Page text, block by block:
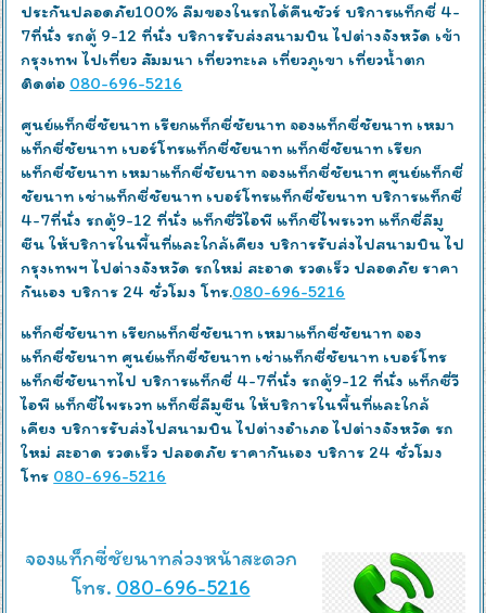
ประกันปลอดภัย100% ลืมของในรถได้คืนชัวร์ บริการแท็กซี่ 4-
7ที่นั่ง รถตู้ 9-12 ที่นั่ง บริการรับส่งสนามบิน ไปต่างจังหวัด เข้า
กรุงเทพ ไปเที่ยว สัมมนา เที่ยวทะเล เที่ยวภูเขา เที่ยวน้ำตก
ติดต่อ 080-696-5216
ศูนย์แท็กซี่ชัยนาท เรียกแท็กซี่ชัยนาท จองแท็กซี่ชัยนาท เหมา
แท็กซี่ชัยนาท เบอร์โทรแท็กซี่ชัยนาท แท็กซี่ชัยนาท เรียก
แท็กซี่ชัยนาท เหมาแท็กซี่ชัยนาท จองแท็กซี่ชัยนาท ศูนย์แท็กซี่
ชัยนาท เช่าแท็กซี่ชัยนาท เบอร์โทรแท็กซี่ชัยนาท บริการแท็กซี่
4-7ที่นั่ง รถตู้9-12 ที่นั่ง แท็กซี่วีไอพี แท็กซี่ไพรเวท แท็กซี่ลีมู
ซีน ให้บริการในพื้นที่และใกล้เคียง บริการรับส่งไปสนามบิน ไป
กรุงเทพฯ ไปต่างจังหวัด รถใหม่ สะอาด รวดเร็ว ปลอดภัย ราคา
กันเอง บริการ 24 ชั่วโมง โทร.080-696-5216
แท็กซี่ชัยนาท เรียกแท็กซี่ชัยนาท เหมาแท็กซี่ชัยนาท จอง
แท็กซี่ชัยนาท ศูนย์แท็กซี่ชัยนาท เช่าแท็กซี่ชัยนาท เบอร์โทร
แท็กซี่ชัยนาทไป บริการแท็กซี่ 4-7ที่นั่ง รถตู้9-12 ที่นั่ง แท็กซี่วี
ไอพี แท็กซี่ไพรเวท แท็กซี่ลีมูซีน ให้บริการในพื้นที่และใกล้
เคียง บริการรับส่งไปสนามบิน ไปต่างอำเภอ ไปต่างจังหวัด รถ
ใหม่ สะอาด รวดเร็ว ปลอดภัย ราคากันเอง บริการ 24 ชั่วโมง
โทร 080-696-5216
จองแท็กซี่ชัยนาทล่วงหน้าสะดวก
โทร. 080-696-5216